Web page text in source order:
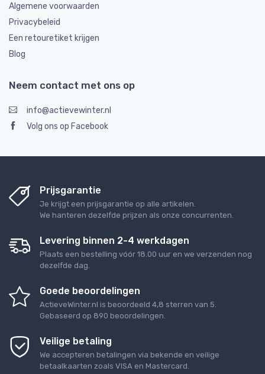
Algemene voorwaarden
Privacybeleid
Een retouretiket krijgen
Blog
Neem contact met ons op
info@actievewinter.nl
Volg ons op Facebook
Prijsgarantie
Je krijgt een prijsgarantie op alle artikelen.
We hanteren dezelfde prijzen als onze concurrenten.
Levering binnen 2-4 werkdagen
Plaats een bestelling vóór 18.00 uur en we verzenden nog
dezelfde dag.
Goede beoordelingen
ActieveWinter.nl is beoordeeld 4,8 sterren van 5
Gebaseerd op 890 beoordelingen.
Veilige betaling
We accepteren betalingen via bekende en veilige
betaalkaarten zoals VISA en Mastercard.